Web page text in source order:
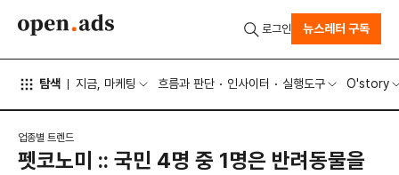
탐색 지금, 마케팅 흐름과 판단 인사이터 실행도구 O'story
로그인 뉴스레터 구독
업종별 트렌드
펫코노미 :: 국민 4명 중 1명은 반려동물을